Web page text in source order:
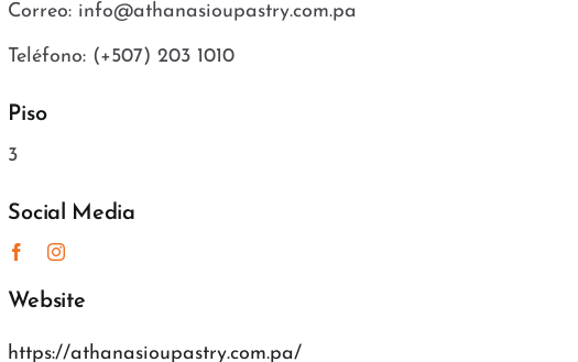
Correo: info@athanasioupastry.com.pa
Teléfono: (+507) 203 1010
Piso
3
Social Media
Website
https://athanasioupastry.com.pa/